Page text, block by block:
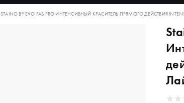
STAINO BY EVO FAB PRO ИНТЕНСИВНЫЙ КРАСИТЕЛЬ ПРЯМОГО ДЕЙСТВИЯ